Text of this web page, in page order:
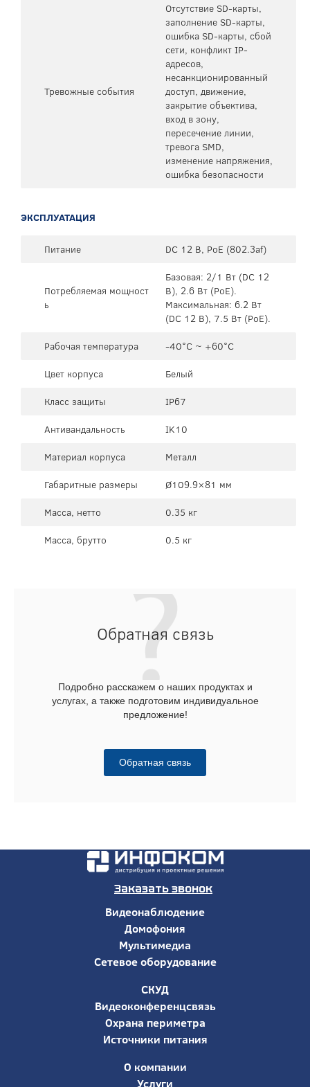
Тревожные события
Отсутствие SD-карты,
заполнение SD-карты,
ошибка SD-карты, сбой
сети, конфликт IP-
адресов,
несанкционированный
доступ, движение,
закрытие объектива,
вход в зону,
пересечение линии,
тревога SMD,
изменение напряжения,
ошибка безопасности
ЭКСПЛУАТАЦИЯ
Питание DC 12 В, PoE (802.3af)
Потребляемая мощност
ь
Базовая: 2/1 Вт (DC 12
В), 2.6 Вт (PoE).
Максимальная: 6.2 Вт
(DC 12 В), 7.5 Вт (PoE).
Рабочая температура
-40°C ~ +60°C
Цвет корпуса
Белый
Класс защиты
IP67
Антивандальность
IK10
Материал корпуса
Металл
Габаритные размеры
Ø109.9×81 мм
Масса, нетто
0.35 кг
Масса, брутто
0.5 кг
Обратная связь
Подробно расскажем о наших продуктах и
услугах, а также подготовим индивидуальное
предложение!
Обратная связь
Заказать звонок
Видеонаблюдение
Домофония
Мультимедиа
Сетевое оборудование
СКУД
Видеоконференцсвязь
Охрана периметра
Источники питания
О компании
Услуги